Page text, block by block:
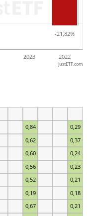
-21,82%
-21,82%
2023 2022
justETF.com
0,67 0,21
0,19 0,18
0,52 0,21
0,56 0,23
0,60 0,24
0,62 0,37
0,84 0,29